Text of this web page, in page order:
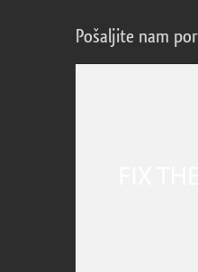
Pošaljite nam